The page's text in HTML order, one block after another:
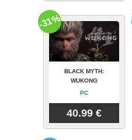
BLACK MYTH:
WUKONG
PC
40.99 €
-31%